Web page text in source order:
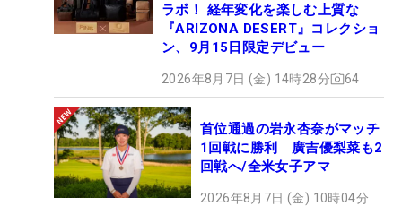
ラボ！ 経年変化を楽しむ上質な
『ARIZONA DESERT』コレクショ
ン、9月15日限定デビュー
2026年8月7日 (金) 14時28分 64
首位通過の岩永杏奈がマッチ
1回戦に勝利 廣吉優梨菜も2
回戦へ/全米女子アマ
2026年8月7日 (金) 10時04分